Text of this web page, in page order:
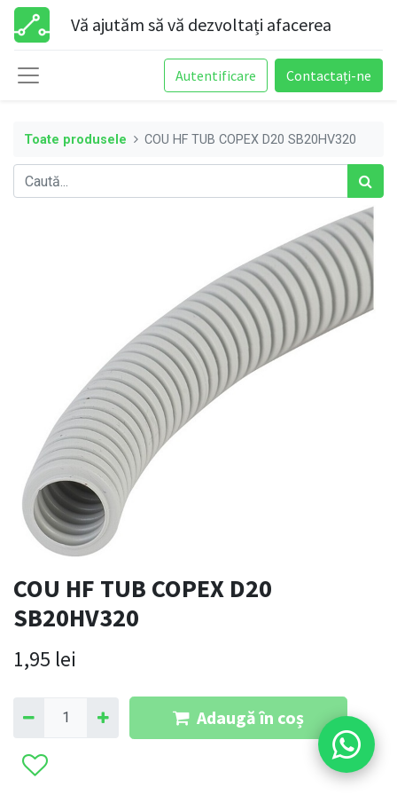
Vă ajutăm să vă dezvoltați afacerea
Autentificare Contactați-ne
Toate produsele COU HF TUB COPEX D20 SB20HV320
COU HF TUB COPEX D20
SB20HV320
1,95 lei
Adaugă în coș